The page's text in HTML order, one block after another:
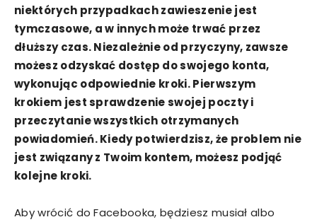
niektórych przypadkach zawieszenie jest
tymczasowe, a w innych może trwać przez
dłuższy czas. Niezależnie od przyczyny, zawsze
możesz odzyskać dostęp do swojego konta,
wykonując odpowiednie kroki. Pierwszym
krokiem jest sprawdzenie swojej poczty i
przeczytanie wszystkich otrzymanych
powiadomień. Kiedy potwierdzisz, że problem nie
jest związany z Twoim kontem, możesz podjąć
kolejne kroki.
Aby wrócić do Facebooka, będziesz musiał albo